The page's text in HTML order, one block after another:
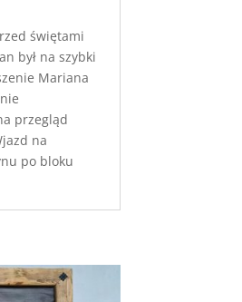
świętami
był na szybki
Mariana
przegląd
na
po bloku